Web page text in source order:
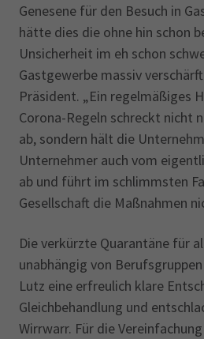
Genesene für den Besuch in
hätte dies die ohne hin schon
Unsicherheit im eh schon
Gastgewerbe massiv
Präsident. „Ein regelmäßiges
Corona-Regeln schreckt nicht
ab, sondern hält die
Unternehmer auch vom
ab und führt im schlimmsten
Gesellschaft die Maßnahmen
Die verkürzte Quarantäne für
unabhängig von
Lutz eine erfreulich klare
Gleichbehandlung und
Wirrwarr. Für die